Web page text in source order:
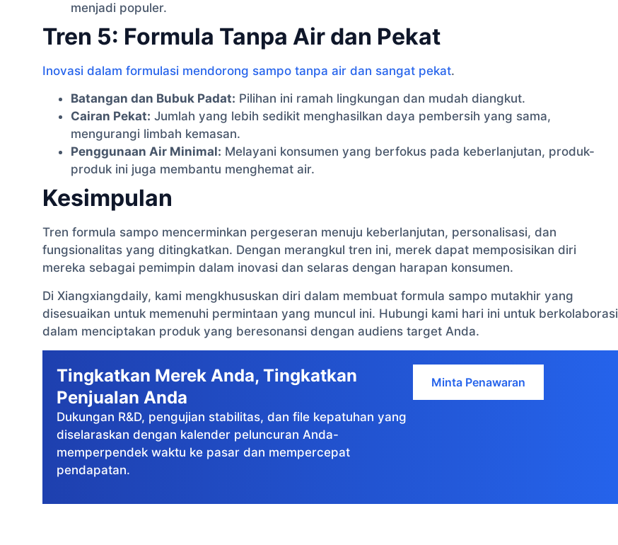
menjadi populer.
Tren 5: Formula Tanpa Air dan Pekat
Inovasi dalam formulasi mendorong sampo tanpa air dan sangat pekat.
Batangan dan Bubuk Padat: Pilihan ini ramah lingkungan dan mudah diangkut.
Cairan Pekat: Jumlah yang lebih sedikit menghasilkan daya pembersih yang sama,
mengurangi limbah kemasan.
Penggunaan Air Minimal: Melayani konsumen yang berfokus pada keberlanjutan, produk-
produk ini juga membantu menghemat air.
Kesimpulan
Tren formula sampo mencerminkan pergeseran menuju keberlanjutan, personalisasi, dan
fungsionalitas yang ditingkatkan. Dengan merangkul tren ini, merek dapat memposisikan diri
mereka sebagai pemimpin dalam inovasi dan selaras dengan harapan konsumen.
Di Xiangxiangdaily, kami mengkhususkan diri dalam membuat formula sampo mutakhir yang
disesuaikan untuk memenuhi permintaan yang muncul ini. Hubungi kami hari ini untuk berkolaborasi
dalam menciptakan produk yang beresonansi dengan audiens target Anda.
Tingkatkan Merek Anda, Tingkatkan
Penjualan Anda
Dukungan R&D, pengujian stabilitas, dan file kepatuhan yang
diselaraskan dengan kalender peluncuran Anda-
memperpendek waktu ke pasar dan mempercepat
pendapatan.
Minta Penawaran